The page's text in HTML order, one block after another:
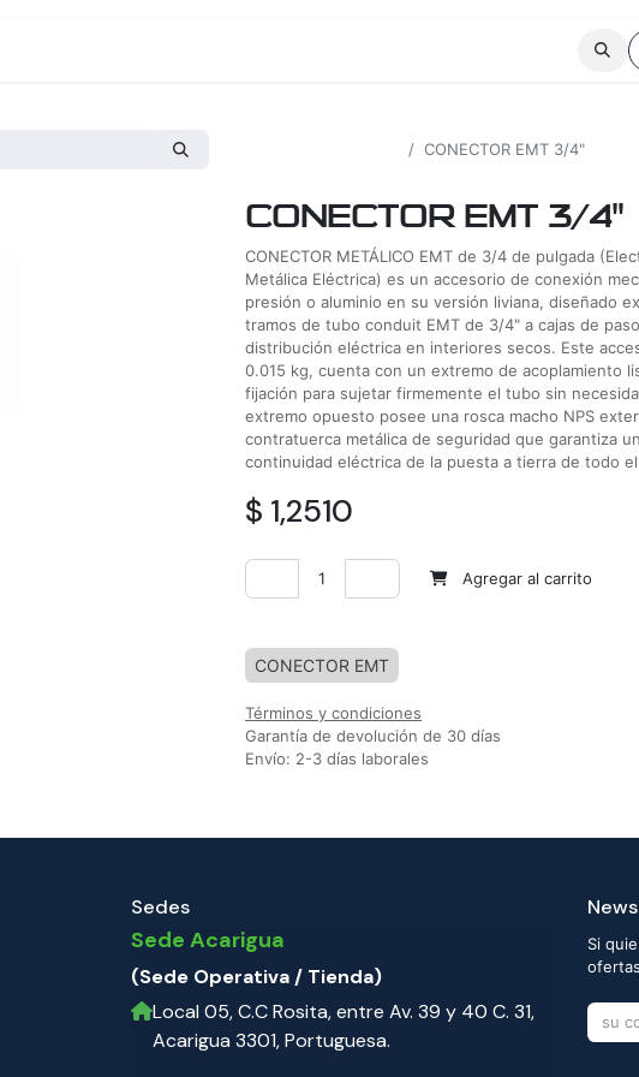
CONECTOR EMT 3/4"
CONECTOR EMT 3/4"
CONECTOR METÁLICO EMT de 3/4 de pulgada
Metálica Eléctrica) es un accesorio de conexión
presión o aluminio en su versión liviana, diseñado
tramos de tubo conduit EMT de 3/4" a cajas de
distribución eléctrica en interiores secos. Este
0.015 kg, cuenta con un extremo de acoplamiento
fijación para sujetar firmemente el tubo sin
extremo opuesto posee una rosca macho NPS
contratuerca metálica de seguridad que garantiza
continuidad eléctrica de la puesta a tierra de todo
$ 1,2510
Agregar al carrito
CONECTOR EMT
Términos y condiciones
Garantía de devolución de 30 días
Envío: 2-3 días laborales
Sedes
Sede Acarigua
(Sede Operativa / Tienda)
Local 05, C.C Rosita, entre Av. 39 y 40 C. 31,
Acarigua 3301, Portuguesa.
Si